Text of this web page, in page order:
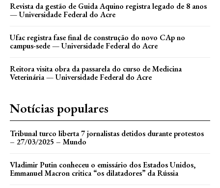
Revista da gestão de Guida Aquino registra legado de 8 anos
— Universidade Federal do Acre
Ufac registra fase final de construção do novo CAp no
campus-sede — Universidade Federal do Acre
Reitora visita obra da passarela do curso de Medicina
Veterinária — Universidade Federal do Acre
Notícias populares
Tribunal turco liberta 7 jornalistas detidos durante protestos
– 27/03/2025 – Mundo
Vladimir Putin conheceu o emissário dos Estados Unidos,
Emmanuel Macron critica “os dilatadores” da Rússia